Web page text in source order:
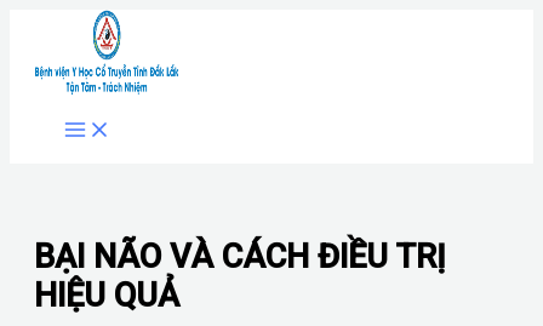
dung
BẠI NÃO VÀ CÁCH ĐIỀU TRỊ
HIỆU QUẢ